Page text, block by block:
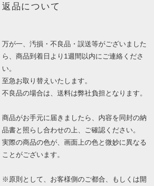
返品について
万が一、汚損・不良品・誤送等がございました
ら、商品到着日より1週間以内にご連絡くださ
い。
至急お取り替えいたします。
不良品の場合は、送料は弊社負担となります。
商品がお手元に届きましたら、内容を同封の納
品書と照らし合わせの上、ご確認ください。
実際の商品の色が、画面上の色と微妙に異なる
ことがございます。
※原則として、お客様側のご都合、もしくは開